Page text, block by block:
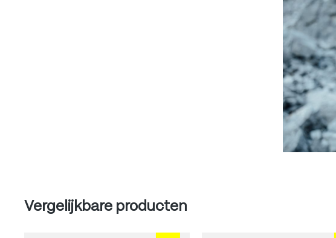
Produktgalerie überspringen
Vergelijkbare producten